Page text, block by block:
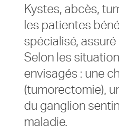
Kystes, abcès,
les patientes
spécialisé,
Selon les
envisagés : une
(tumorectomie),
du ganglion
maladie.